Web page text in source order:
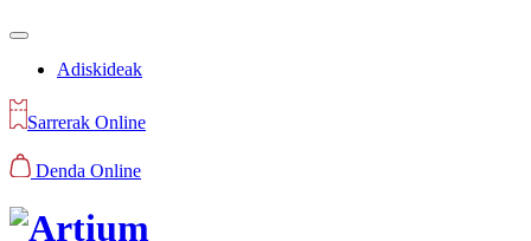
Adiskideak
Sarrerak Online
Denda Online